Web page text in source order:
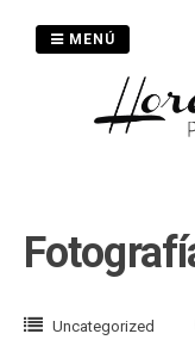
MENÚ
Uncategorized